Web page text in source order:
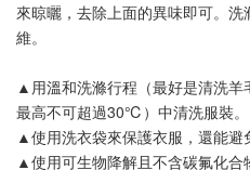
來晾曬，去除上面的異味即可。
維。
▲用溫和洗滌行程（最好是清洗羊
最高不可超過30℃）中清洗服裝。
▲使用洗衣袋來保護衣服，還能避
▲使用可生物降解且不含碳氟化合